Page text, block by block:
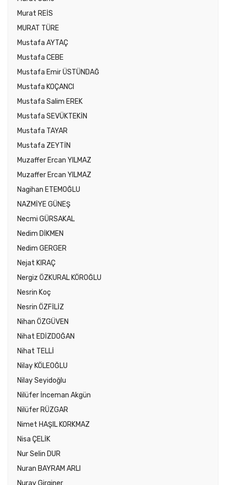
Murat REİS
MURAT TÜRE
Mustafa AYTAÇ
Mustafa CEBE
Mustafa Emir ÜSTÜNDAĞ
Mustafa KOÇANCI
Mustafa Salim EREK
Mustafa SEVÜKTEKİN
Mustafa TAYAR
Mustafa ZEYTİN
Muzaffer Ercan YILMAZ
Muzaffer Ercan YILMAZ
Nagihan ETEMOĞLU
NAZMİYE GÜNEŞ
Necmi GÜRSAKAL
Nedim DİKMEN
Nedim GERGER
Nejat KIRAÇ
Nergiz ÖZKURAL KÖROĞLU
Nesrin Koç
Nesrin ÖZFİLİZ
Nihan ÖZGÜVEN
Nihat EDİZDOĞAN
Nihat TELLİ
Nilay KÖLEOĞLU
Nilay Seyidoğlu
Nilüfer İnceman Akgün
Nilüfer RÜZGAR
Nimet HAŞIL KORKMAZ
Nisa ÇELİK
Nur Selin DUR
Nuran BAYRAM ARLI
Nuray Girginer